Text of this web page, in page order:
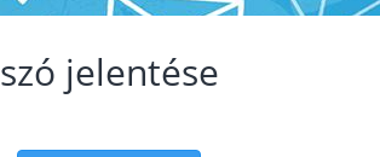
szó jelentése